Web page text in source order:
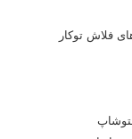
فلاش توکار